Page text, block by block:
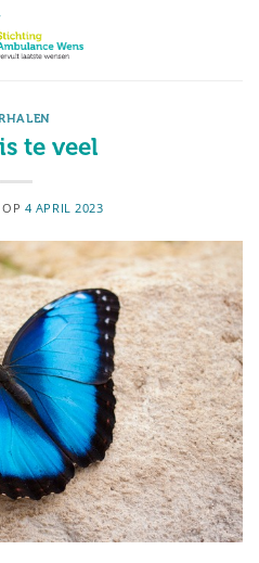
te veel
4 APRIL 2023